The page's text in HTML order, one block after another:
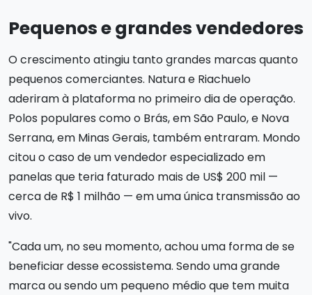
Pequenos e grandes vendedores
O crescimento atingiu tanto grandes marcas quanto
pequenos comerciantes. Natura e Riachuelo
aderiram à plataforma no primeiro dia de operação.
Polos populares como o Brás, em São Paulo, e Nova
Serrana, em Minas Gerais, também entraram. Mondo
citou o caso de um vendedor especializado em
panelas que teria faturado mais de US$ 200 mil —
cerca de R$ 1 milhão — em uma única transmissão ao
vivo.
"Cada um, no seu momento, achou uma forma de se
beneficiar desse ecossistema. Sendo uma grande
marca ou sendo um pequeno médio que tem muita